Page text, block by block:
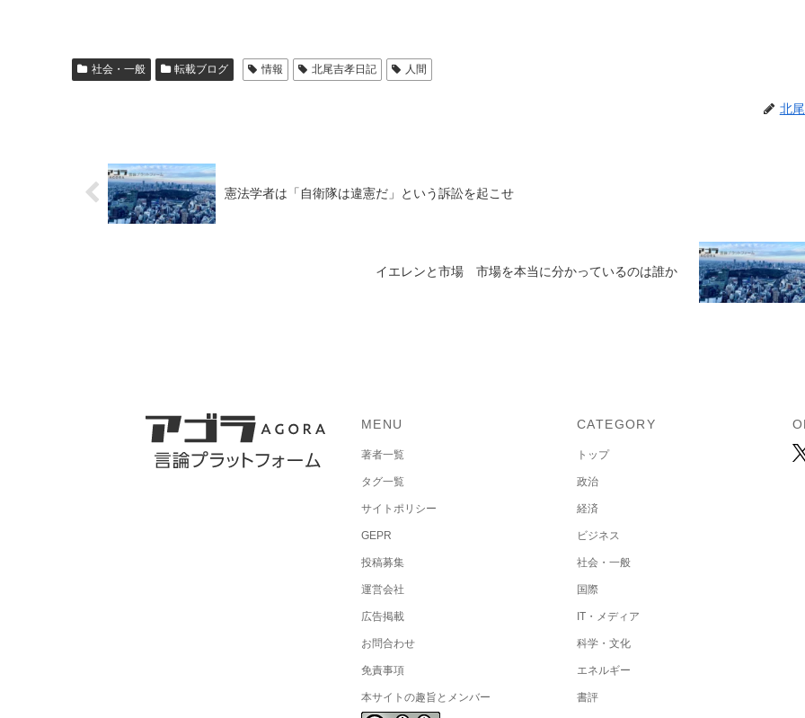
社会・一般 転載ブログ 情報 北尾吉孝日記 人間
北
憲法学者は「自衛隊は違憲だ」という訴訟を起こせ
イエレンと市場 市場を本当に分かっているのは誰か
MENU
著者一覧
タグ一覧
サイトポリシー
GEPR
投稿募集
運営会社
広告掲載
お問合わせ
免責事項
本サイトの趣旨とメンバー
CATEGORY
トップ
政治
経済
ビジネス
社会・一般
国際
IT・メディア
科学・文化
エネルギー
書評